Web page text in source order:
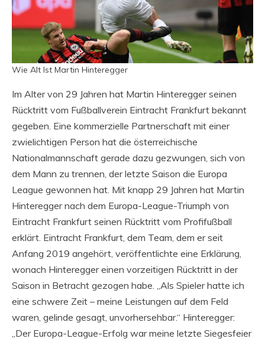
Wie Alt Ist Martin Hinteregger
Im Alter von 29 Jahren hat Martin Hinteregger seinen
Rücktritt vom Fußballverein Eintracht Frankfurt bekannt
gegeben. Eine kommerzielle Partnerschaft mit einer
zwielichtigen Person hat die österreichische
Nationalmannschaft gerade dazu gezwungen, sich von
dem Mann zu trennen, der letzte Saison die Europa
League gewonnen hat. Mit knapp 29 Jahren hat Martin
Hinteregger nach dem Europa-League-Triumph von
Eintracht Frankfurt seinen Rücktritt vom Profifußball
erklärt. Eintracht Frankfurt, dem Team, dem er seit
Anfang 2019 angehört, veröffentlichte eine Erklärung,
wonach Hinteregger einen vorzeitigen Rücktritt in der
Saison in Betracht gezogen habe. „Als Spieler hatte ich
eine schwere Zeit – meine Leistungen auf dem Feld
waren, gelinde gesagt, unvorhersehbar.“ Hinteregger:
„Der Europa-League-Erfolg war meine letzte Siegesfeier